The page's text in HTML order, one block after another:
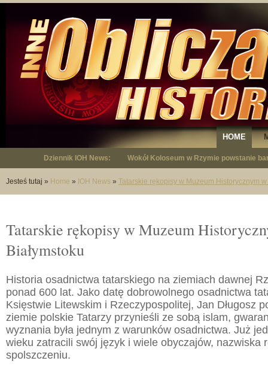
HOME
Dziennik IOH News: "Niepodległy - opowieść o Januszu
Jesteś tutaj » Home » IOH News » Tatarskie rękopisy w Muzeum Historycznym w
Tatarskie rękopisy w Muzeum
Białymstoku
Historia osadnictwa tatarskiego na ziemiach dawnej
ponad 600 lat. Jako datę dobrowolnego osadnictwa
Księstwie Litewskim i Rzeczypospolitej, Jan Długosz
ziemie polskie Tatarzy przynieśli ze sobą islam,
wyznania była jednym z warunków osadnictwa. Już
wieku zatracili swój język i wiele obyczajów, nazwiska
spolszczeniu.